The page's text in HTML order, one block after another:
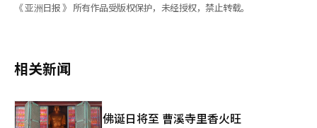
《 亚洲日报 》 所有作品受版权保护，未经授权，禁止转载。
相关新闻
佛诞日将至 曹溪寺里香火旺